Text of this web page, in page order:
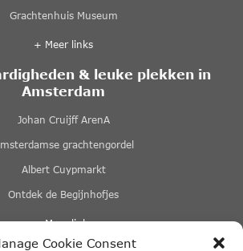
Cookie Consent
Grachtenhuis Museum
+ Meer links
& leuke plekken in
Amsterdam
Johan Cruijff ArenA
grachtengordel
Albert Cuypmarkt
Ontdek de Begijnhofjes
+ Meer links